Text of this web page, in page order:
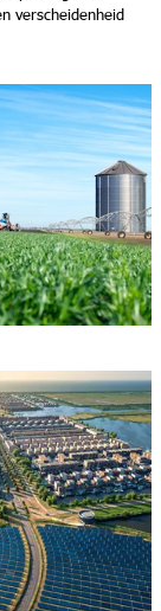
verscheidenheid